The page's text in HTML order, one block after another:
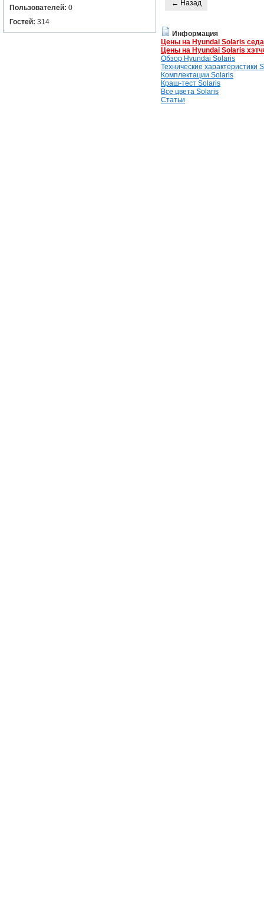
Пользователей: 0
Гостей: 314
← Назад
Информация
Цены на Hyundai Solaris
Цены на Hyundai Solaris
Обзор Hyundai Solaris
Технические характеристики
Комплектации Solaris
Краш-тест Solaris
Все цвета Solaris
Статьи